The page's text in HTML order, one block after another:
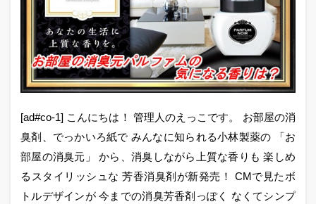
[ad#co-1] こんにちは！ 管理人のえっこです。 お部屋の消
臭剤、でっかいろ紙で みんなに知られる小林製薬の 「お
部屋の消臭元」 から、消臭しながら上質な香りも 楽しめ
るスタイリッシュな 芳香消臭剤が新発売！ CMで見たボ
トルデザインが 今までの消臭芳香剤っぽく なくてシンプ